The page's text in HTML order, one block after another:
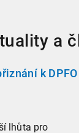
a
k DPFO
lhůta pro